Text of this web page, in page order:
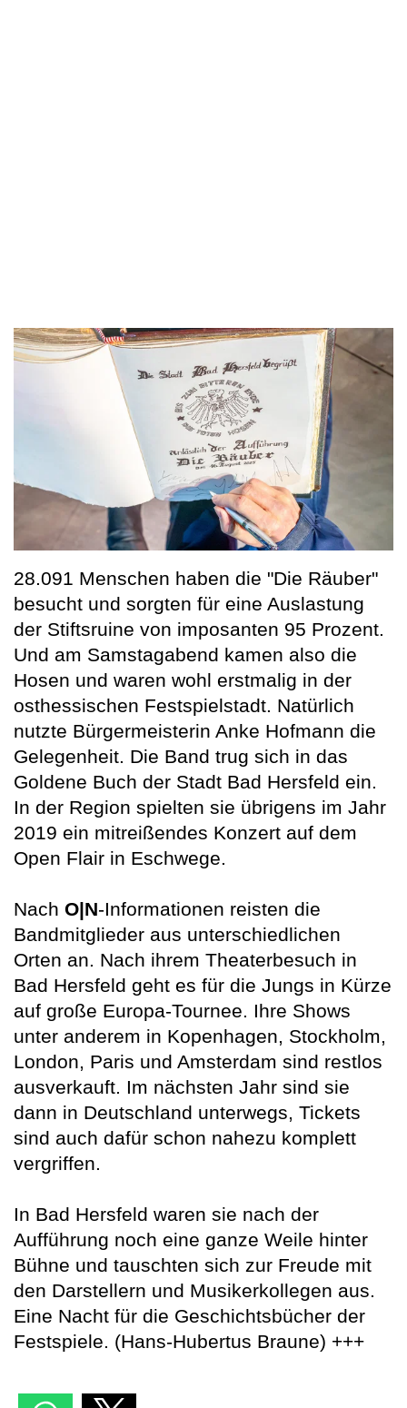
28.091 Menschen haben die "Die Räuber"
besucht und sorgten für eine Auslastung
der Stiftsruine von imposanten 95 Prozent.
Und am Samstagabend kamen also die
Hosen und waren wohl erstmalig in der
osthessischen Festspielstadt. Natürlich
nutzte Bürgermeisterin Anke Hofmann die
Gelegenheit. Die Band trug sich in das
Goldene Buch der Stadt Bad Hersfeld ein.
In der Region spielten sie übrigens im Jahr
2019 ein mitreißendes Konzert auf dem
Open Flair in Eschwege.
Nach O|N-Informationen reisten die
Bandmitglieder aus unterschiedlichen
Orten an. Nach ihrem Theaterbesuch in
Bad Hersfeld geht es für die Jungs in Kürze
auf große Europa-Tournee. Ihre Shows
unter anderem in Kopenhagen, Stockholm,
London, Paris und Amsterdam sind restlos
ausverkauft. Im nächsten Jahr sind sie
dann in Deutschland unterwegs, Tickets
sind auch dafür schon nahezu komplett
vergriffen.
In Bad Hersfeld waren sie nach der
Aufführung noch eine ganze Weile hinter
Bühne und tauschten sich zur Freude mit
den Darstellern und Musikerkollegen aus.
Eine Nacht für die Geschichtsbücher der
Festspiele. (Hans-Hubertus Braune) +++